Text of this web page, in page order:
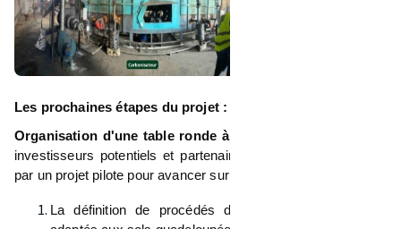
Les prochaines étapes du projet :
Organisation d'une table ronde à la rentrée 2024
investisseurs potentiels et partenaires techniques intéressés
par un projet pilote pour avancer sur :
La définition de procédés de production de biochar